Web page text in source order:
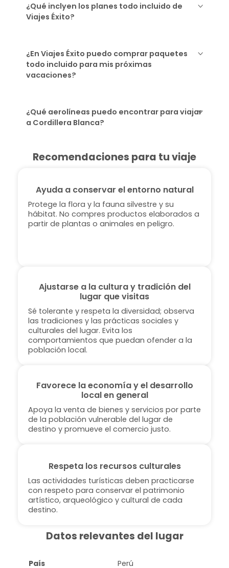
¿Qué inclyen los planes todo incluido de
Viajes Éxito?
¿En Viajes Éxito puedo comprar paquetes
todo incluido para mis próximas
vacaciones?
¿Qué aerolíneas puedo encontrar para viajar
a Cordillera Blanca?
Recomendaciones para tu viaje
Ayuda a conservar el entorno natural
Protege la flora y la fauna silvestre y su
hábitat. No compres productos elaborados a
partir de plantas o animales en peligro.
Ajustarse a la cultura y tradición del
lugar que visitas
Sé tolerante y respeta la diversidad; observa
las tradiciones y las prácticas sociales y
culturales del lugar. Evita los
comportamientos que puedan ofender a la
población local.
Favorece la economía y el desarrollo
local en general
Apoya la venta de bienes y servicios por parte
de la población vulnerable del lugar de
destino y promueve el comercio justo.
Respeta los recursos culturales
Las actividades turísticas deben practicarse
con respeto para conservar el patrimonio
artístico, arqueológico y cultural de cada
destino.
Datos relevantes del lugar
País Perú